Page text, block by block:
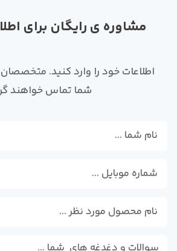
مشاوره ی رایگان برای
اطلاعات خود را وارد کنید. متخصصان ما
شما تماس خواهند گرفت!